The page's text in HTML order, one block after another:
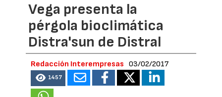
Vega presenta la
pérgola bioclimática
Distra'sun de Distral
Redacción Interempresas 03/02/2017
1457